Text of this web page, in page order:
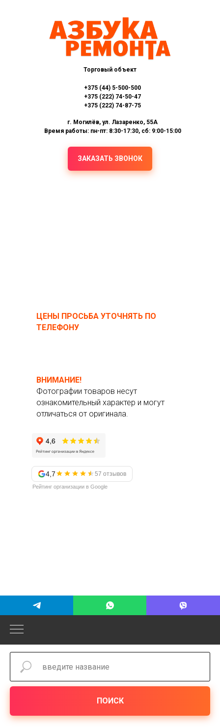
Торговый объект
+375 (44) 5-500-500
+375 (222) 74-50-47
+375 (222) 74-87-75
г. Могилёв, ул. Лазаренко, 55А
Время работы: пн-пт: 8:30-17:30, сб: 9:00-15:00
ЗАКАЗАТЬ ЗВОНОК
ЦЕНЫ ПРОСЬБА УТОЧНЯТЬ ПО
ТЕЛЕФОНУ
ВНИМАНИЕ!
Фотографии товаров несут
ознакомительный характер и могут
отличаться от оригинала.
4,7 57 отзывов
Рейтинг организации в Google
ПОИСК